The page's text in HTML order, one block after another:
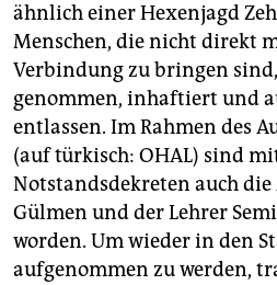
abo
genossenschaft
epaper login
ähnlich einer Hexenjagd
Menschen, die nicht direkt
Verbindung zu bringen
genommen, inhaftiert und
entlassen. Im Rahmen des
(auf türkisch: OHAL) sind
Notstandsdekreten auch
Gülmen und der Lehrer
worden. Um wieder in den
aufgenommen zu werden,